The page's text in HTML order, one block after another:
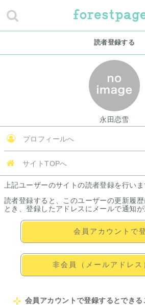
読者登録する
永田恋雪
プロフィールへ
サイトTOPへ
上記ユーザーのサイトの読者登録を行いま
読者登録すると、このユーザーの更新履
とき、登録したアドレスにメールで通知が
会員アカウントで
非会員（メールアドレス
会員アカウントで登録するとできる